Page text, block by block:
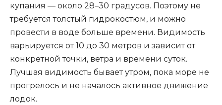
купания — около 28–30 градусов. Поэтому не
требуется толстый гидрокостюм, и можно
провести в воде больше времени. Видимость
варьируется от 10 до 30 метров и зависит от
конкретной точки, ветра и времени суток.
Лучшая видимость бывает утром, пока море не
прогрелось и не началось активное движение
лодок.